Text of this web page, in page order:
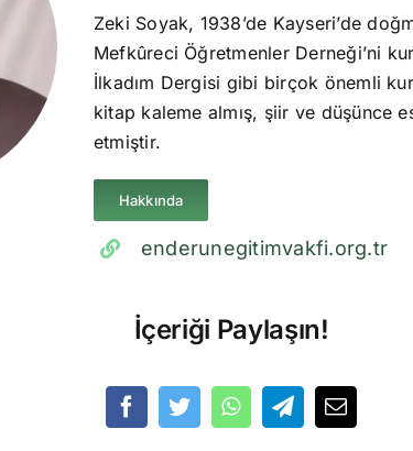
Zeki Soyak, 1938’de Kayseri’de
Mefkûreci Öğretmenler Derneği’ni
İlkadım Dergisi gibi birçok önemli
kitap kaleme almış, şiir ve düşünce
etmiştir.
Hakkında
enderunegitimvakfi.org.tr
İçeriği Paylaşın!